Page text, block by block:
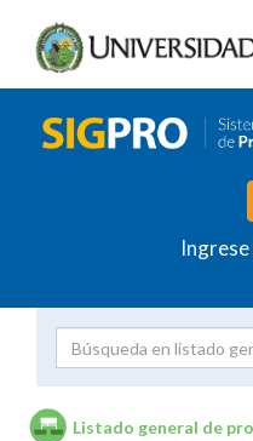
Listado general de